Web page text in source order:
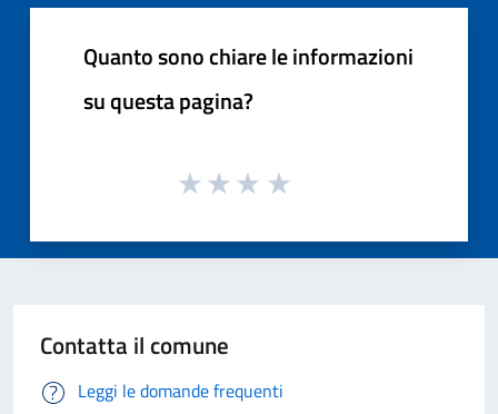
Quanto sono chiare le informazioni
su questa pagina?
Contatta il comune
Leggi le domande frequenti